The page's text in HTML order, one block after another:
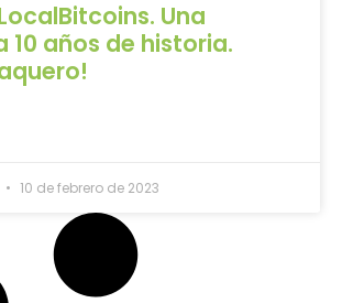
Una
10 años de historia.
10 de febrero de 2023